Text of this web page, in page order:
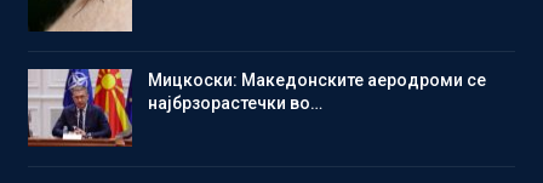
Мицкоски: Македонските аеродроми се
најбрзорастечки во…